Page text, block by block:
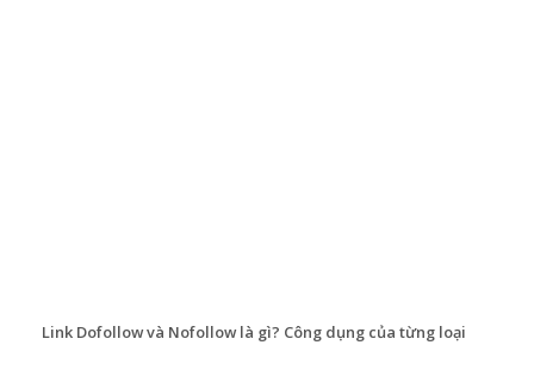
Link Dofollow và Nofollow là gì? Công dụng của từng loại